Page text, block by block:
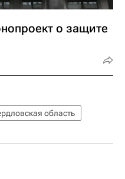
о защите
область